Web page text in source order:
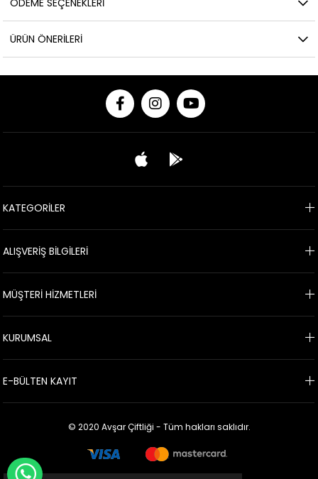
ÖDEME SEÇENEKLERI
ÜRÜN ÖNERILERI
KATEGORİLER
ALIŞVERİŞ BİLGİLERİ
MÜŞTERİ HİZMETLERİ
KURUMSAL
E-BÜLTEN KAYIT
© 2020 Avşar Çiftliği - Tüm hakları saklıdır.
WHATSAPP İLE SİPARİŞ VER